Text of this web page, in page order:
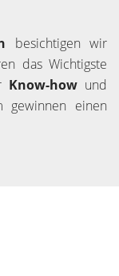
besichtigen wir
das Wichtigste
Know-howund
gewinnen einen